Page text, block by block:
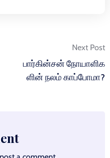
Next Post
பார்கின்சன் நோயாளிக
ளின் நலம் காப்போமா?